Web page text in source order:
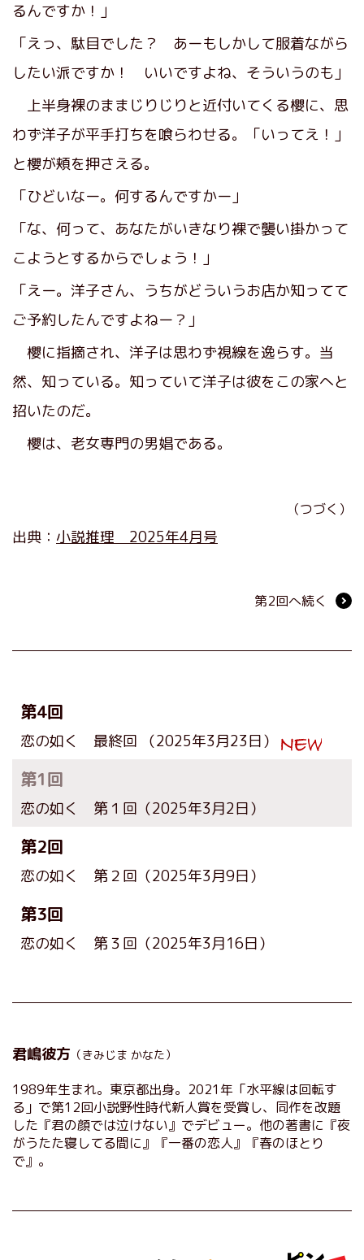
るんですか！」
「えっ、駄目でした？ あーもしかして服着ながら
したい派ですか！ いいですよね、そういうのも」
上半身裸のままじりじりと近付いてくる櫻に、思
わず洋子が平手打ちを喰らわせる。「いってえ！」
と櫻が頬を押さえる。
「ひどいなー。何するんですかー」
「な、何って、あなたがいきなり裸で襲い掛かって
こようとするからでしょう！」
「えー。洋子さん、うちがどういうお店か知ってて
ご予約したんですよねー？」
櫻に指摘され、洋子は思わず視線を逸らす。当
然、知っている。知っていて洋子は彼をこの家へと
招いたのだ。
櫻は、老女専門の男娼である。
（つづく）
出典： 小説推理 2025年4月号
第2回へ続く
第4回
恋の如く 最終回 （2025年3月23日）
第1回
恋の如く 第１回 （2025年3月2日）
第2回
恋の如く 第２回 （2025年3月9日）
第3回
恋の如く 第３回 （2025年3月16日）
君嶋彼方 （きみじま かなた）
1989年生まれ。東京都出身。2021年「水平線は回転す
る」で第12回小説野性時代新人賞を受賞し、同作を改題
した『君の顔では泣けない』でデビュー。他の著書に『夜
がうたた寝してる間に』『一番の恋人』『春のほとり
で』。